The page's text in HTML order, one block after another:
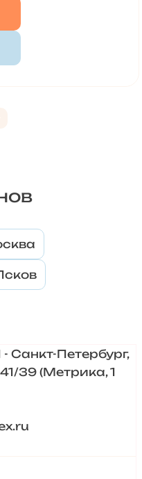
Санкт-Петербург,
39 (Метрика, 1